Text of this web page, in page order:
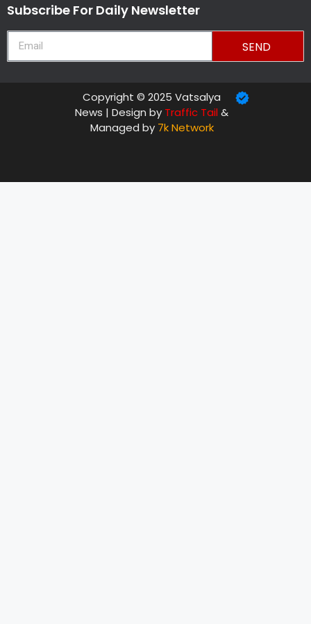
Subscribe For Daily Newsletter
SEND
Copyright © 2025 Vatsalya
News | Design by Traffic Tail&
Managed by 7k Network